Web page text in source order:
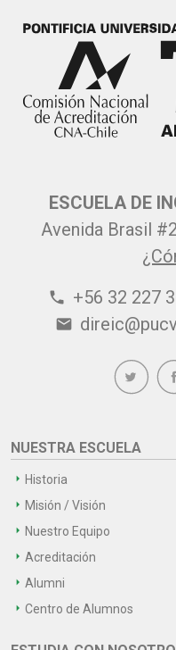
ESCUELA DE
Avenida Brasil
phone +56 32 227
email
NUESTRA ESCUELA
Historia
Misión / Visión
Nuestro Equipo
Acreditación
Alumni
Centro de Alumnos